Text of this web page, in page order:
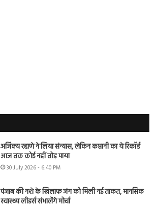
अजिंक्य रहाणे ने लिया संन्यास, लेकिन कप्तानी का ये रिकॉर्ड
आज तक कोई नहीं तोड़ पाया
30 July 2026 - 6:40 PM
पंजाब की नशे के खिलाफ जंग को मिली नई ताकत, मानसिक
स्वास्थ्य लीडर्स संभालेंगे मोर्चा